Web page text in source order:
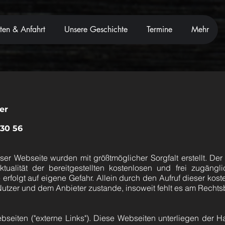
& Anfahrt Unsere Geschichte Termine Mehr
56
Webseite wurden mit größtmöglicher Sorgfalt erstellt.
der bereitgestellten kostenlosen und frei
auf eigene Gefahr. Allein durch den Aufruf dieser
und dem Anbieter zustande, insoweit fehlt es am
("externe Links"). Diese Webseiten unterliegen der